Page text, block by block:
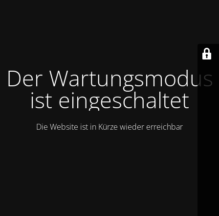
Der Wartungsmodus
ist eingeschaltet
Die Website ist in Kürze wieder erreichbar